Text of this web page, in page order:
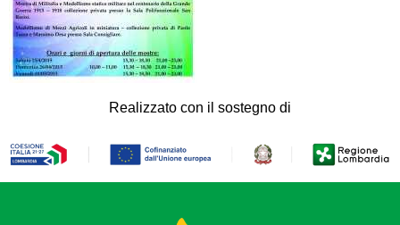
Realizzato con il sostegno di